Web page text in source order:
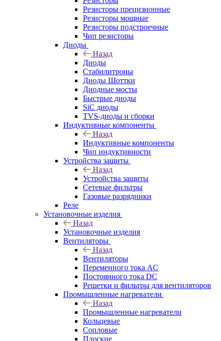
Резисторы прецизионные
Резисторы мощные
Резисторы подстроечные
Чип резисторы
Диоды
Назад
Диоды
Стабилитроны
Диоды Шоттки
Диодные мосты
Быстрые диоды
SiC диоды
TVS-диоды и сборки
Индуктивные компоненты
Назад
Индуктивные компоненты
Чип индуктивности
Устройства защиты
Назад
Устройства защиты
Сетевые фильтры
Газовые разрядники
Реле
Установочные изделия
Назад
Установочные изделия
Вентиляторы
Назад
Вентиляторы
Переменного тока AC
Постоянного тока DC
Решетки и фильтры для вентиляторов
Промышленные нагреватели
Назад
Промышленные нагреватели
Кольцевые
Сопловые
Плоские